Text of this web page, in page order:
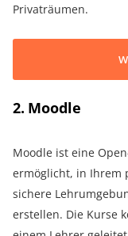
Privaträumen.
2. Moodle
Moodle ist eine
ermöglicht, in Ihrem
sichere
erstellen. Die Kurse